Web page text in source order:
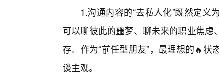
1.沟通内容的“去私人化”既然定义
可以聊彼此的噩梦、聊未来的职业焦
存。作为“前任型朋友”，最理想的🔥
谈主观。